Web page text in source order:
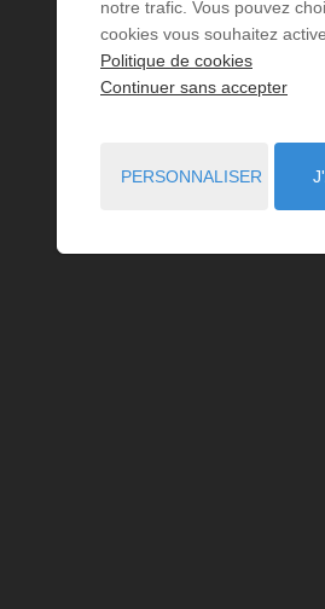
notre trafic. Vous pouvez
cookies vous souhaitez
Politique de cookies
Continuer sans accepter
PERSONNALISER